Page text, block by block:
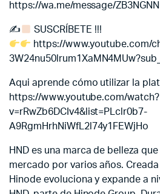
https://wa.me/message/
✍
SUSCRÍBETE !!!
https://www.youtube.com/
Aqui aprende cómo utilizar la
https://www.youtube.com/watch?
v=rRwZb6DCIv4&list=PLclr0b7-
A9RgmHrhNiWfL2l74y1FEWjHo
HND es una marca de belleza
mercado por varios años.
Hinode evoluciona y expande a